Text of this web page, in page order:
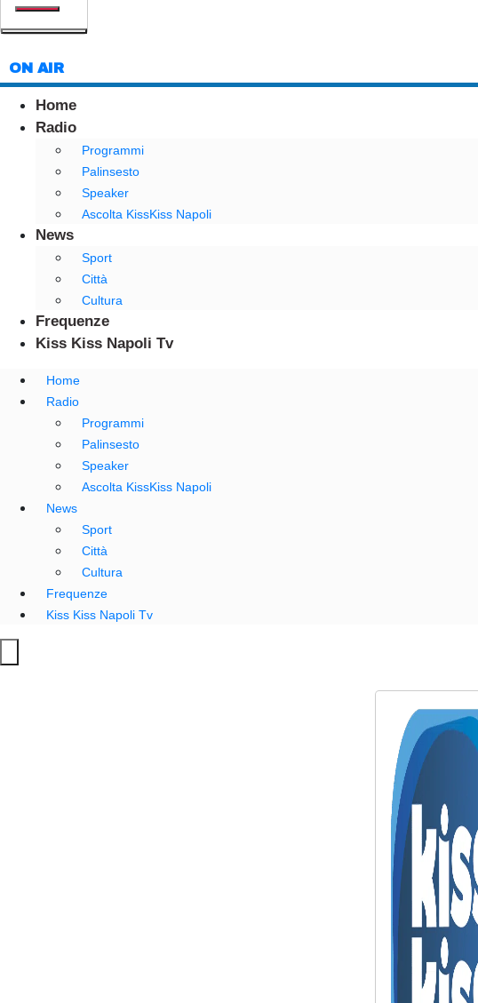
ON AIR
Home
Radio
Programmi
Palinsesto
Speaker
Ascolta KissKiss Napoli
News
Sport
Città
Cultura
Frequenze
Kiss Kiss Napoli Tv
Home
Radio
Programmi
Palinsesto
Speaker
Ascolta KissKiss Napoli
News
Sport
Città
Cultura
Frequenze
Kiss Kiss Napoli Tv